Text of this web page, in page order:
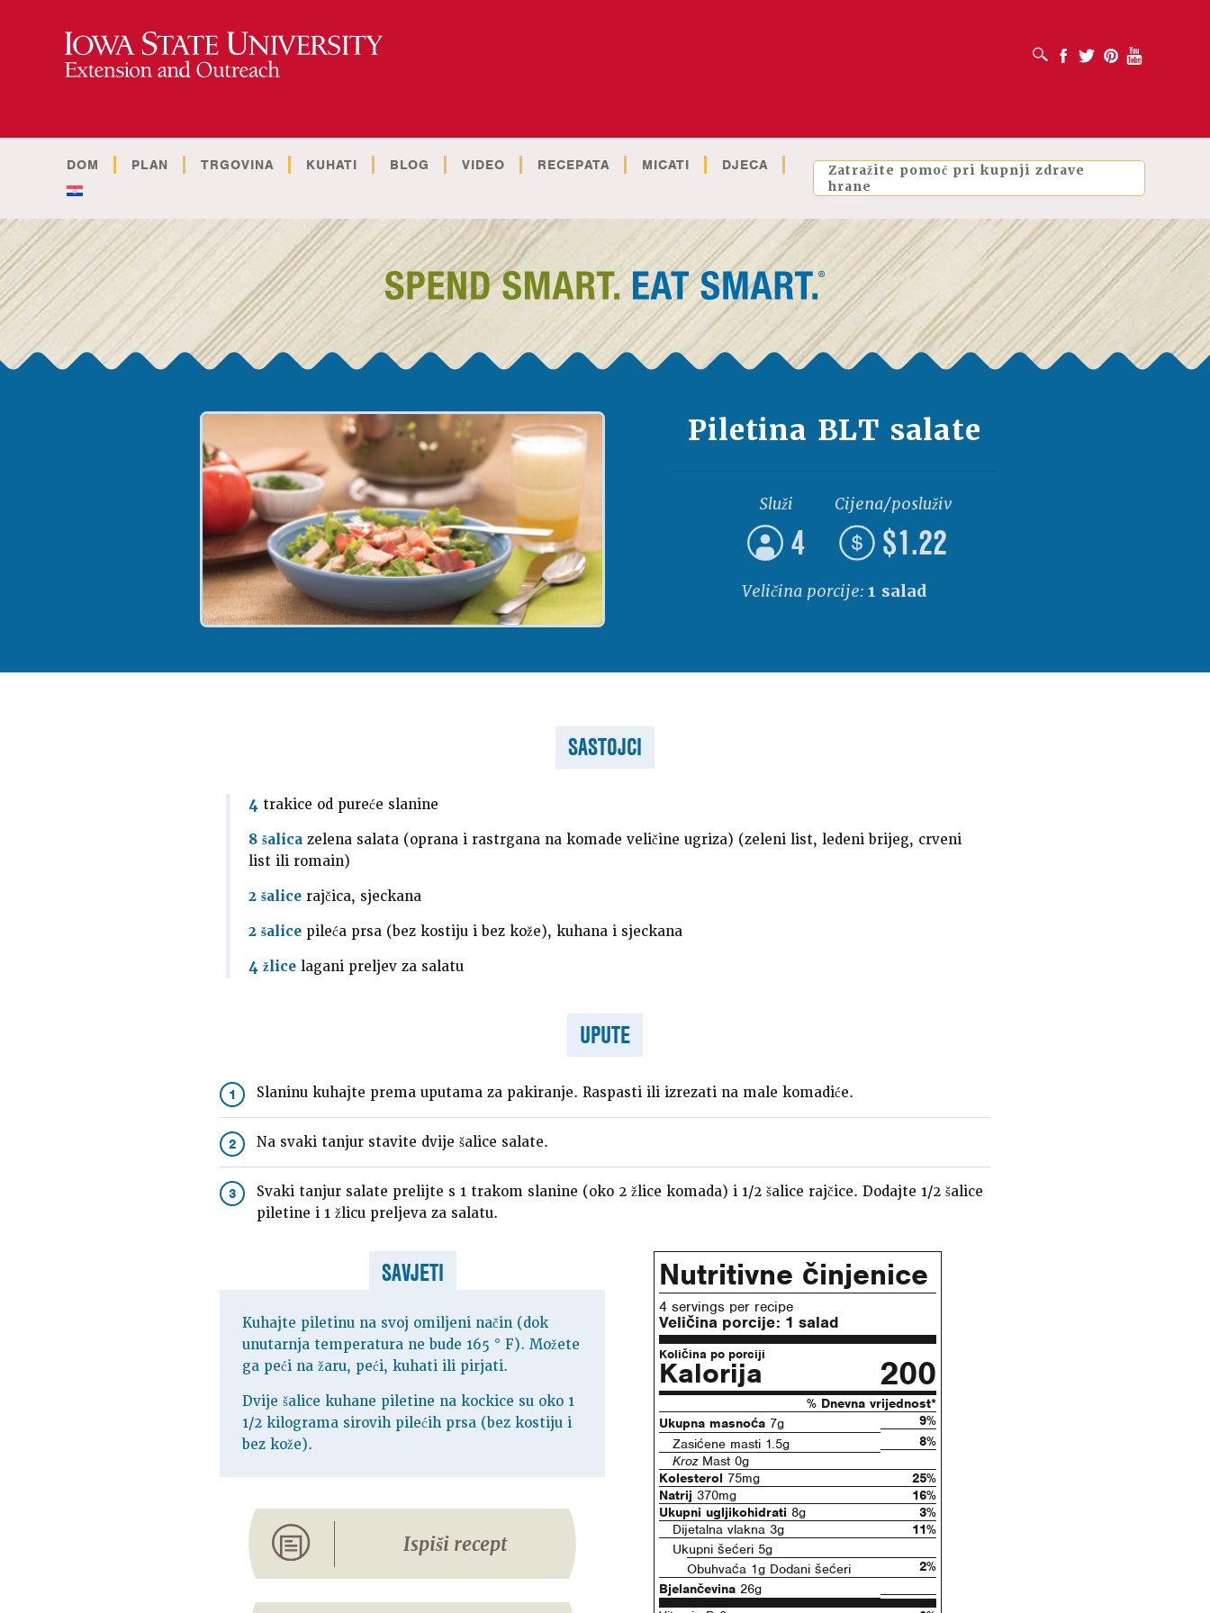
OTVORI OKVIR ZA PRETRAŽIVANJE
Facebook
Twitter PinterestYoutube
DOM PLAN TRGOVINA KUHATI BLOG VIDEO RECEPATA MICATI DJECA
Zatražite pomoć pri kupnji zdrave
hrane
Piletina BLT salate
Služi
4
Cijena/posluživanje
$1.22
Veličina porcije: 1 salad
SASTOJCI
4 trakice od pureće slanine
8 šalica zelena salata (oprana i rastrgana na komade veličine ugriza) (zeleni list, ledeni brijeg, crveni
list ili romain)
2 šalice rajčica, sjeckana
2 šalice pileća prsa (bez kostiju i bez kože), kuhana i sjeckana
4 žlice lagani preljev za salatu
UPUTE
1 Slaninu kuhajte prema uputama za pakiranje. Raspasti ili izrezati na male komadiće.
2 Na svaki tanjur stavite dvije šalice salate.
3
Svaki tanjur salate prelijte s 1 trakom slanine (oko 2 žlice komada) i 1/2 šalice rajčice. Dodajte 1/2 šalice
piletine i 1 žlicu preljeva za salatu.
SAVJETI
Kuhajte piletinu na svoj omiljeni način (dok
unutarnja temperatura ne bude 165 ° F). Možete
ga peći na žaru, peći, kuhati ili pirjati.
Dvije šalice kuhane piletine na kockice su oko 1
1/2 kilograma sirovih pilećih prsa (bez kostiju i
bez kože).
Ispiši recept
Nutritivne činjenice
4 servings per recipe
Veličina porcije: 1 salad
Količina po porciji
Kalorija 200
% Dnevna vrijednost*
Ukupna masnoća 7g
9%
Zasićene masti 1.5g
8%
KrozMast 0g
Kolesterol 75mg
25%
Natrij 370mg
16%
Ukupni ugljikohidrati 8g
3%
Dijetalna vlakna 3g
11%
Ukupni šećeri 5g
Obuhvaća 1g Dodani šećeri
2%
Bjelančevina 26g